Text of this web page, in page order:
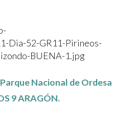
Dia-52-GR11-Pirineos-
BUENA-1.jpg
Nacional de Ordesa
9 ARAGÓN.